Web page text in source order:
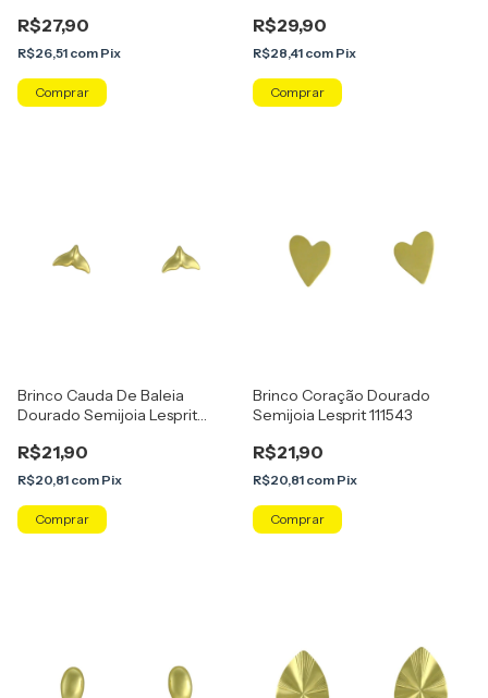
R$27,90
R$26,51 com Pix
R$29,90
R$28,41 com Pix
Brinco Cauda De Baleia
Dourado Semijoia Lesprit
R$21,90
R$20,81 com Pix
Brinco Coração Dourado
Semijoia Lesprit 111543
R$21,90
R$20,81 com Pix